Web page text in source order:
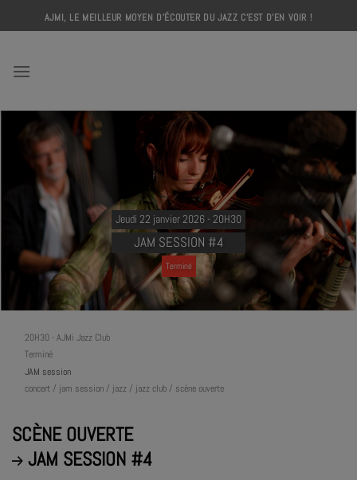
to
AJMI, LE MEILLEUR MOYEN D'ÉCOUTER DU JAZZ C'EST D'EN VOIR !
Jeudi 22 janvier 2026 - 20H30
JAM SESSION #4
Terminé
20H30 - AJMi Jazz Club
Terminé
JAM session
concert / jam session / jazz / jazz club / scène ouverte
SCÈNE OUVERTE
JAM SESSION #4